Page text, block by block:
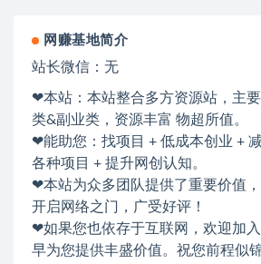
网赚基地简介
站长微信：无
❤本站：本站整合多方资源站，主
类&副业类，资源丰富 物超所值。
❤能助您：找项目 + 低成本创业 +
各种项目 + 提升网创认知。
❤本站为众多团队提供了重要价值
开启网络之门，广受好评！
❤如果您也依存于互联网，欢迎加
早为您提供丰盛价值。祝您前程似锦